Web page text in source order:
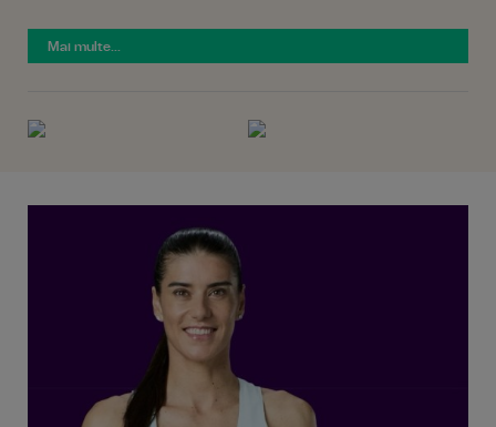
Mai multe...